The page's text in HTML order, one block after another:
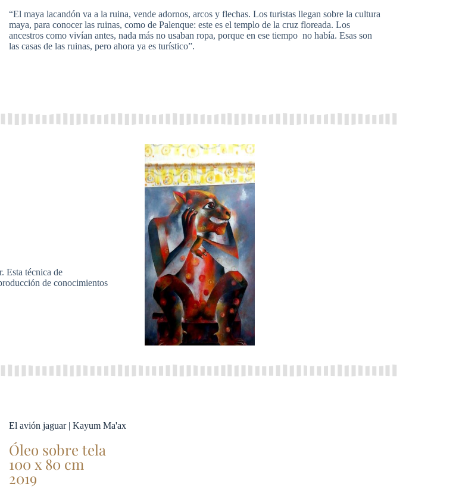
“El maya lacandón va a la ruina, vende adornos, arcos y flechas. Los turistas llegan sobre la cultura
maya, para conocer las ruinas, como de Palenque: este es el templo de la cruz floreada. Los
ancestros como vivían antes, nada más no usaban ropa, porque en ese tiempo no había. Esas son
las casas de las ruinas, pero ahora ya es turístico”.
Esta técnica de
de conocimientos
El avión jaguar | Kayum Ma'ax
Óleo sobre tela
100 x 80 cm
2019